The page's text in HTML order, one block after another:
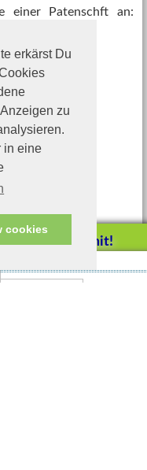
erkärst Du
zu
in eine
cookies
einer Patenschft an:
Helfen Sie mit!
Einkauf bei